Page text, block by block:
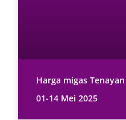
Harga migas
01-14 Mei 2025